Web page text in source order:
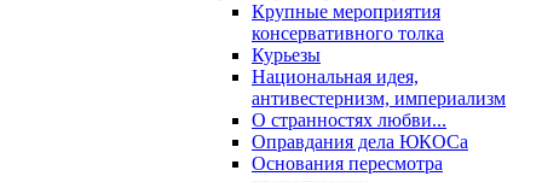
Крупные мероприятия
консервативного толка
Курьезы
Национальная идея,
антивестернизм, империализм
О странностях любви...
Оправдания дела ЮКОСа
Основания пересмотра